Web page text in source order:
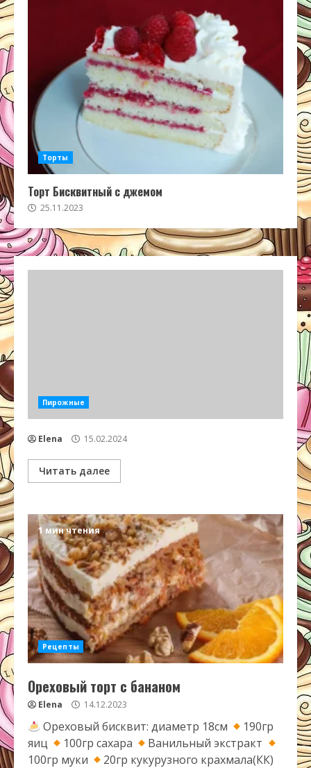
Торты
Торт Бисквитный с джемом
25.11.2023
Пирожные
Elena 15.02.2024
Читать далее
1 мин чтения
Рецепты
Ореховый торт с бананом
Elena 14.12.2023
Ореховый бисквит: диаметр 18см
190гр
яиц
100гр сахара
Ванильный экстракт
100гр муки
20гр кукурузного крахмала(КК)